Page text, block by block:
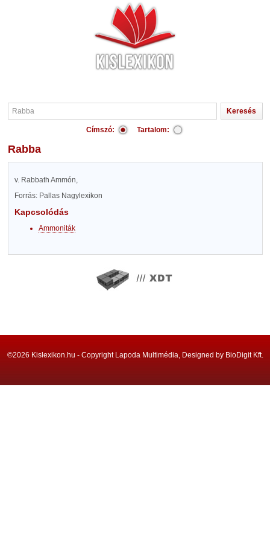
Címszó: Tartalom:
Rabba
v. Rabbath Ammón,
Forrás: Pallas Nagylexikon
Kapcsolódás
Ammoniták
©2026 Kislexikon.hu - Copyright Lapoda Multimédia, Designed by BioDigit Kft.